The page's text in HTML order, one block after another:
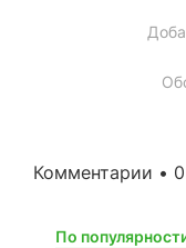
Комментарии • 0
По